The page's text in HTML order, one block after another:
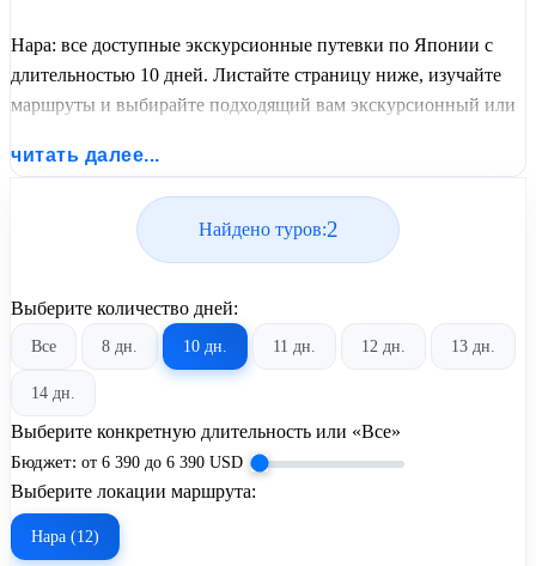
Нара: все доступные экскурсионные путевки по Японии с
длительностью 10 дней. Листайте страницу ниже, изучайте
маршруты и выбирайте подходящий вам экскурсионный или
читать далее...
Найдено туров:2
Выберите количество дней:
Все 8 дн. 10 дн. 11 дн. 12 дн. 13 дн.
14 дн.
Выберите конкретную длительность или «Все»
Бюджет: от 6 390 до 6 390 USD
Выберите локации маршрута:
Нара (12)